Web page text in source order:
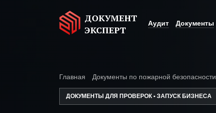
ДОКУМЕНТ
ЭКСПЕРТ
Аудит Документы
Главная Документы по пожарной безопасности
ДОКУМЕНТЫ ДЛЯ ПРОВЕРОК • ЗАПУСК БИЗНЕСА